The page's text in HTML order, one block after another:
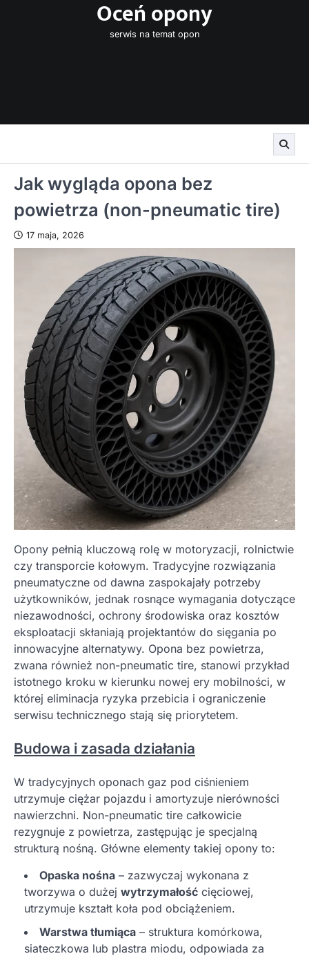
Oceń opony
serwis na temat opon
Jak wygląda opona bez
powietrza (non-pneumatic tire)
17 maja, 2026
Opony pełnią kluczową rolę w motoryzacji, rolnictwie
czy transporcie kołowym. Tradycyjne rozwiązania
pneumatyczne od dawna zaspokajały potrzeby
użytkowników, jednak rosnące wymagania dotyczące
niezawodności, ochrony środowiska oraz kosztów
eksploatacji skłaniają projektantów do sięgania po
innowacyjne alternatywy. Opona bez powietrza,
zwana również non-pneumatic tire, stanowi przykład
istotnego kroku w kierunku nowej ery mobilności, w
której eliminacja ryzyka przebicia i ograniczenie
serwisu technicznego stają się priorytetem.
Budowa i zasada działania
W tradycyjnych oponach gaz pod ciśnieniem
utrzymuje ciężar pojazdu i amortyzuje nierówności
nawierzchni. Non-pneumatic tire całkowicie
rezygnuje z powietrza, zastępując je specjalną
strukturą nośną. Główne elementy takiej opony to:
Opaska nośna – zazwyczaj wykonana z
tworzywa o dużej wytrzymałość cięciowej,
utrzymuje kształt koła pod obciążeniem.
Warstwa tłumiąca – struktura komórkowa,
siateczkowa lub plastra miodu, odpowiada za